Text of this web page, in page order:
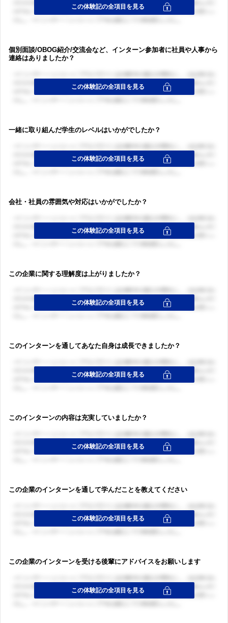
個別面談/OBOG紹介/交流会など、インターン参加者に社員や人事から
連絡はありましたか？
一緒に取り組んだ学生のレベルはいかがでしたか？
会社・社員の雰囲気や対応はいかがでしたか？
この企業に関する理解度は上がりましたか？
このインターンを通してあなた自身は成長できましたか？
このインターンの内容は充実していましたか？
この企業のインターンを通して学んだことを教えてください
この企業のインターンを受ける後輩にアドバイスをお願いします
ログイン・会員登録
ログイン・会員登録